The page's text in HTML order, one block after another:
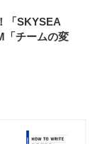
「SKYSEA
「チームの変